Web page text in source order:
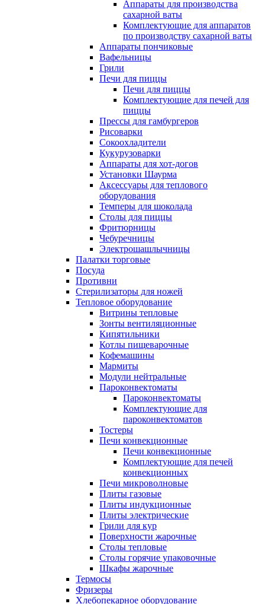
Аппараты для производства
сахарной ваты
Комплектующие для аппаратов
по производству сахарной ваты
Аппараты пончиковые
Вафельницы
Грили
Печи для пиццы
Печи для пиццы
Комплектующие для печей для
пиццы
Прессы для гамбургеров
Рисоварки
Сокоохладители
Кукурузоварки
Аппараты для хот-догов
Установки Шаурма
Аксессуары для теплового
оборудования
Темперы для шоколада
Столы для пиццы
Фритюрницы
Чебуречницы
Электрошашлычницы
Палатки торговые
Посуда
Противни
Стерилизаторы для ножей
Тепловое оборудование
Витрины тепловые
Зонты вентиляционные
Кипятильники
Котлы пищеварочные
Кофемашины
Мармиты
Модули нейтральные
Пароконвектоматы
Пароконвектоматы
Комплектующие для
пароконвектоматов
Тостеры
Печи конвекционные
Печи конвекционные
Комплектующие для печей
конвекционных
Печи микроволновые
Плиты газовые
Плиты индукционные
Плиты электрические
Грили для кур
Поверхности жарочные
Столы тепловые
Столы горячие упаковочные
Шкафы жарочные
Термосы
Фризеры
Хлебопекарное оборудование